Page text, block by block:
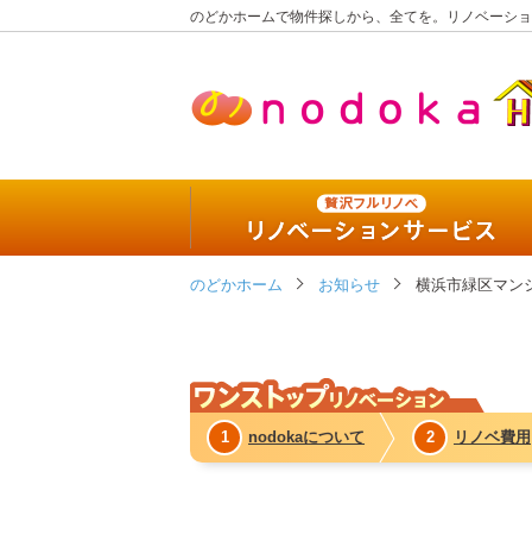
のどかホームで物件探しから、全てを。リノベーシ
リノベーションサービス
555万円パッケージ
777万円パッケージ
のどかホーム お知らせ 横浜市緑区マン
1 nodokaについて 2 リノベ費用